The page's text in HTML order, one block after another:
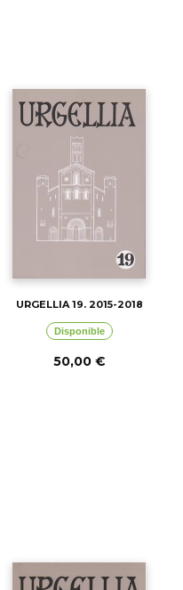
URGELLIA 19. 2015-2018
Disponible
50,00 €